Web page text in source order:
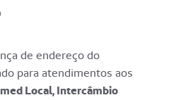
de endereço do
para atendimentos aos
Local, Intercâmbio